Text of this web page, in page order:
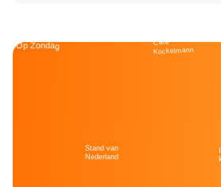
Op Zondag
Stand van
Nederland
Café
Kockelmann